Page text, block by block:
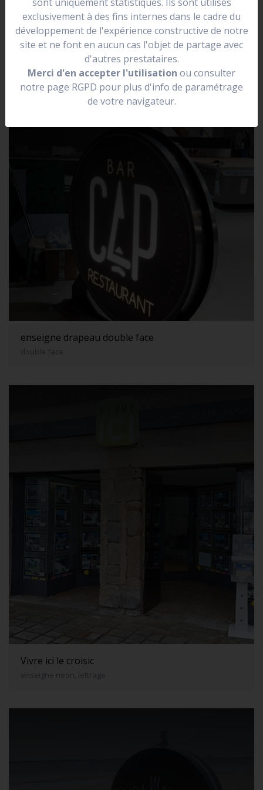
se situer dans une rue.
Elle peut être lumineuse, non lumineuse, prendre la
forme de votre logo.
enseigne drapeau double face
double face
Vivre ici le croisic
enseigne neon, lettrage
exclusivement à des fins internes dans le cadre du
développement de l'expérience constructive de notre
site et ne font en aucun cas l'objet de partage avec
d'autres prestataires.
Merci d'en accepter l'utilisation ou consulter
notre page RGPD pour plus d'info de paramétrage
de votre navigateur.